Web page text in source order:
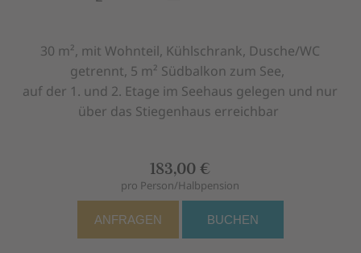
30 m², mit Wohnteil, Kühlschrank, Dusche/WC
getrennt, 5 m² Südbalkon zum See,
auf der 1. und 2. Etage im Seehaus gelegen und nur
über das Stiegenhaus erreichbar
183,00 €
pro Person/Halbpension
ANFRAGEN BUCHEN